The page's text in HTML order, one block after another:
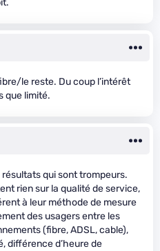
le reste. Du coup l’intérêt
que limité.
qui sont trompeurs.
rien sur la qualité de service,
à leur méthode de mesure
des usagers entre les
(fibre, ADSL, cable),
différence d’heure de